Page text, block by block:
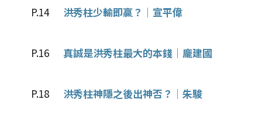
P.14 洪秀柱少輸即贏？｜宣平偉
P.16 真誠是洪秀柱最大的本錢｜龐建國
P.18 洪秀柱神隱之後出神否？｜朱駿